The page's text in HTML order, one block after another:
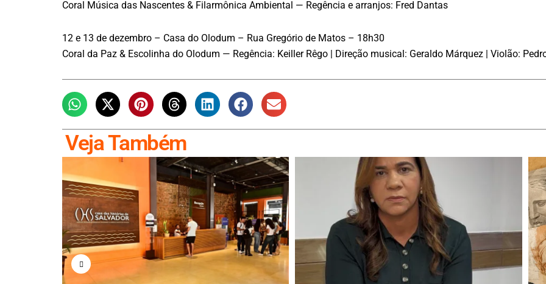
Coral Música das Nascentes & Filarmônica Ambiental — Regência e arranjos: Fred Dantas
12 e 13 de dezembro – Casa do Olodum – Rua Gregório de Matos – 18h30
Coral da Paz & Escolinha do Olodum — Regência: Keiller Rêgo | Direção musical: Geraldo Márquez | Violão:
Veja Também